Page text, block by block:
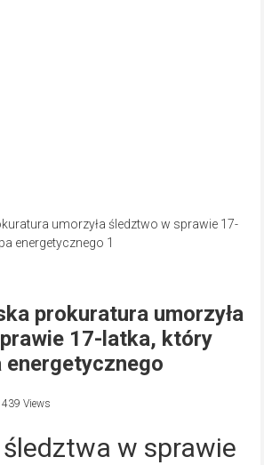
prokuratura umorzyła
17-latka, który
energetycznego
439 Views
w sprawie